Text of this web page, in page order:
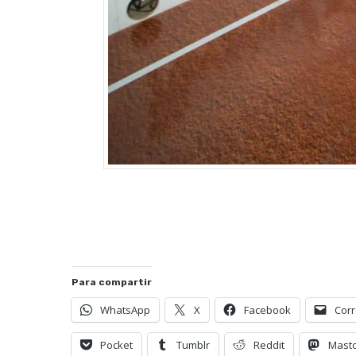
Para compartir
WhatsApp X Facebook
Pocket Tumblr Reddit